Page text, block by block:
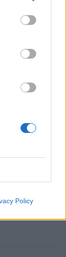
Policy
–